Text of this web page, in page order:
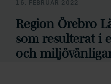
16. FEBRUAR 2022
Region Örebro
som resulterat i
och